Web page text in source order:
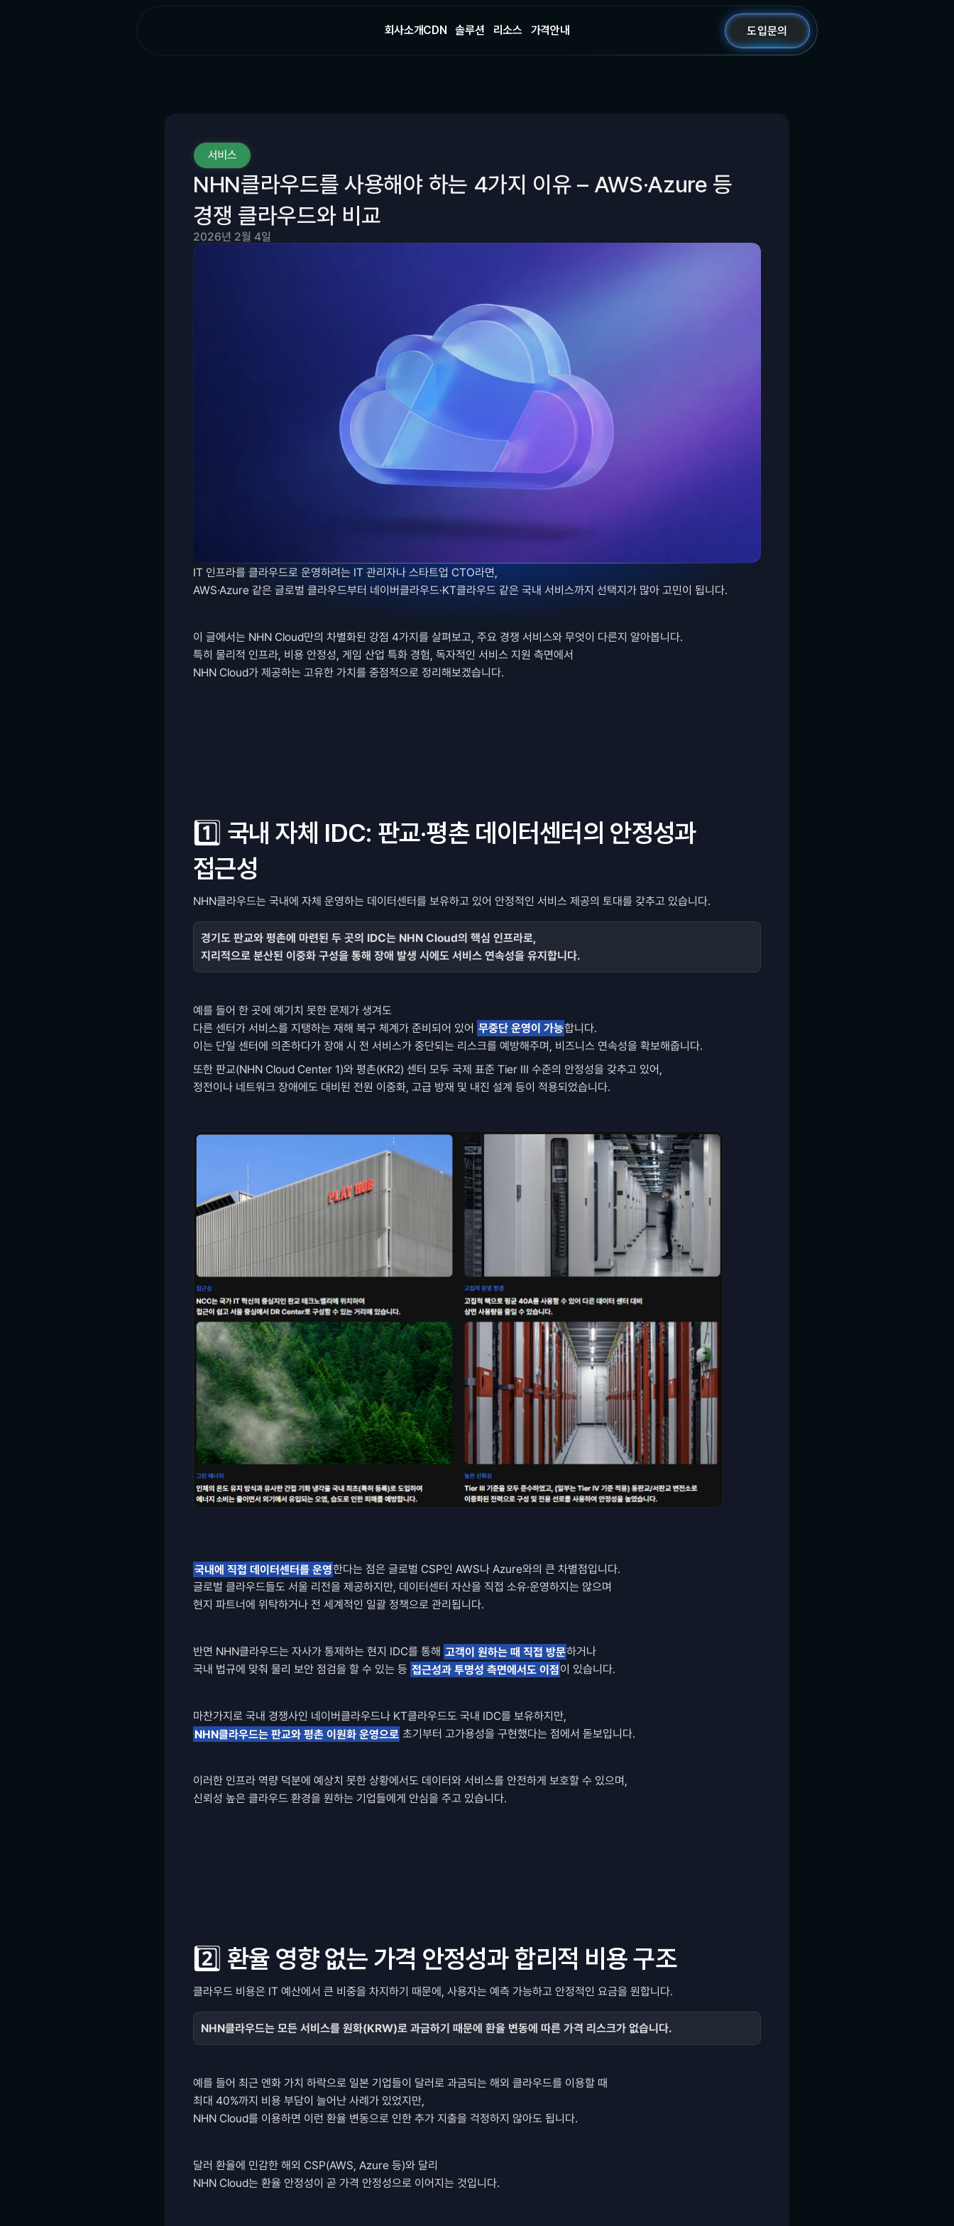
도입문의
회사소개CDN
솔루션
리소스
가격안내
서비스
NHN클라우드를 사용해야 하는 4가지 이유 – AWS·Azure 등
경쟁 클라우드와 비교
2026년 2월 4일
IT 인프라를 클라우드로 운영하려는 IT 관리자나 스타트업 CTO라면,
AWS·Azure 같은 글로벌 클라우드부터 네이버클라우드·KT클라우드 같은 국내 서비스까지 선택지가 많아 고민이 됩니다.
이 글에서는 NHN Cloud만의 차별화된 강점 4가지를 살펴보고, 주요 경쟁 서비스와 무엇이 다른지 알아봅니다.
특히 물리적 인프라, 비용 안정성, 게임 산업 특화 경험, 독자적인 서비스 지원 측면에서
NHN Cloud가 제공하는 고유한 가치를 중점적으로 정리해보겠습니다.
1️⃣ 국내 자체 IDC: 판교·평촌 데이터센터의 안정성과
접근성
NHN클라우드는 국내에 자체 운영하는 데이터센터를 보유하고 있어 안정적인 서비스 제공의 토대를 갖추고 있습니다.
경기도 판교와 평촌에 마련된 두 곳의 IDC는 NHN Cloud의 핵심 인프라로,
지리적으로 분산된 이중화 구성을 통해 장애 발생 시에도 서비스 연속성을 유지합니다.
예를 들어 한 곳에 예기치 못한 문제가 생겨도
다른 센터가 서비스를 지탱하는 재해 복구 체계가 준비되어 있어 무중단 운영이 가능합니다.
이는 단일 센터에 의존하다가 장애 시 전 서비스가 중단되는 리스크를 예방해주며, 비즈니스 연속성을 확보해줍니다.
또한 판교(NHN Cloud Center 1)와 평촌(KR2) 센터 모두 국제 표준 Tier III 수준의 안정성을 갖추고 있어,
정전이나 네트워크 장애에도 대비된 전원 이중화, 고급 방재 및 내진 설계 등이 적용되었습니다.
국내에 직접 데이터센터를 운영한다는 점은 글로벌 CSP인 AWS나 Azure와의 큰 차별점입니다.
글로벌 클라우드들도 서울 리전을 제공하지만, 데이터센터 자산을 직접 소유·운영하지는 않으며
현지 파트너에 위탁하거나 전 세계적인 일괄 정책으로 관리됩니다.
반면 NHN클라우드는 자사가 통제하는 현지 IDC를 통해 고객이 원하는 때 직접 방문하거나
국내 법규에 맞춰 물리 보안 점검을 할 수 있는 등 접근성과 투명성 측면에서도 이점이 있습니다.
마찬가지로 국내 경쟁사인 네이버클라우드나 KT클라우드도 국내 IDC를 보유하지만,
NHN클라우드는 판교와 평촌 이원화 운영으로 초기부터 고가용성을 구현했다는 점에서 돋보입니다.
이러한 인프라 역량 덕분에 예상치 못한 상황에서도 데이터와 서비스를 안전하게 보호할 수 있으며,
신뢰성 높은 클라우드 환경을 원하는 기업들에게 안심을 주고 있습니다.
2️⃣ 환율 영향 없는 가격 안정성과 합리적 비용 구조
클라우드 비용은 IT 예산에서 큰 비중을 차지하기 때문에, 사용자는 예측 가능하고 안정적인 요금을 원합니다.
NHN클라우드는 모든 서비스를 원화(KRW)로 과금하기 때문에 환율 변동에 따른 가격 리스크가 없습니다.
예를 들어 최근 엔화 가치 하락으로 일본 기업들이 달러로 과금되는 해외 클라우드를 이용할 때
최대 40%까지 비용 부담이 늘어난 사례가 있었지만,
NHN Cloud를 이용하면 이런 환율 변동으로 인한 추가 지출을 걱정하지 않아도 됩니다.
달러 환율에 민감한 해외 CSP(AWS, Azure 등)와 달리
NHN Cloud는 환율 안정성이 곧 가격 안정성으로 이어지는 것입니다.